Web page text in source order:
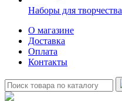
Наборы для творчества
О магазине
Доставка
Оплата
Контакты